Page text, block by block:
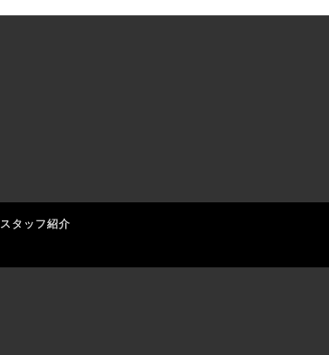
スタッフ紹介